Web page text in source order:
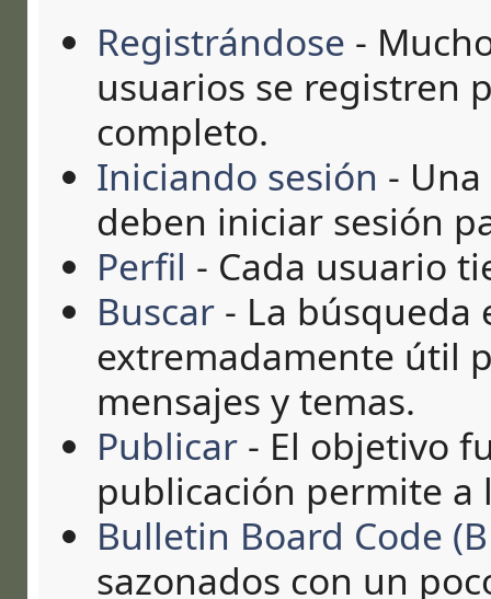
Registrándose -
usuarios se registren
completo.
Iniciando sesión -
deben iniciar sesión
Perfil - Cada usuario
Buscar - La búsqueda
extremadamente útil
mensajes y temas.
Publicar - El objetivo
publicación permite a
Bulletin Board Code
sazonados con un